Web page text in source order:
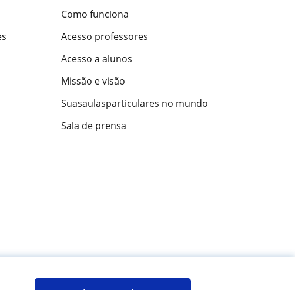
Como funciona
Acesso professores
Acesso a alunos
Missão e visão
Suasaulasparticulares no mundo
Sala de prensa
opiniões de alunos